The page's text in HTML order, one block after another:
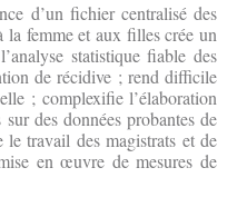
d’un fichier centralisé des
la femme et aux filles crée un
statistique fiable des
de récidive ; rend difficile
; complexifie l’élaboration
des données probantes de
travail des magistrats et de
en œuvre de mesures de